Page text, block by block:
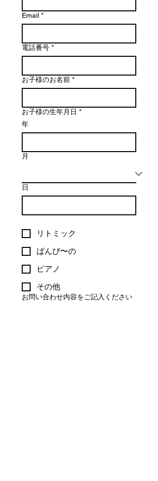
Email *
電話番号 *
お子様のお名前 *
お子様の生年月日 *
年
月
日
リトミック
ばんび〜の
ピアノ
その他
お問い合わせ内容をご記入ください